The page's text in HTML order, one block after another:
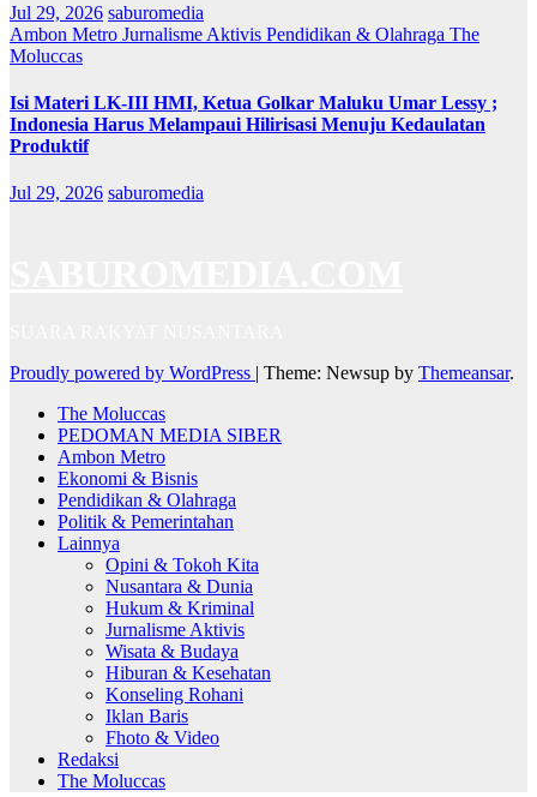
Jul 29, 2026 saburomedia
Ambon Metro Jurnalisme Aktivis Pendidikan & Olahraga The
Moluccas
Isi Materi LK-III HMI, Ketua Golkar Maluku Umar Lessy ;
Indonesia Harus Melampaui Hilirisasi Menuju Kedaulatan
Produktif
Jul 29, 2026 saburomedia
Proudly powered by WordPress | Theme: Newsup by Themeansar.
The Moluccas
PEDOMAN MEDIA SIBER
Ambon Metro
Ekonomi & Bisnis
Pendidikan & Olahraga
Politik & Pemerintahan
Lainnya
Opini & Tokoh Kita
Nusantara & Dunia
Hukum & Kriminal
Jurnalisme Aktivis
Wisata & Budaya
Hiburan & Kesehatan
Konseling Rohani
Iklan Baris
Fhoto & Video
Redaksi
The Moluccas